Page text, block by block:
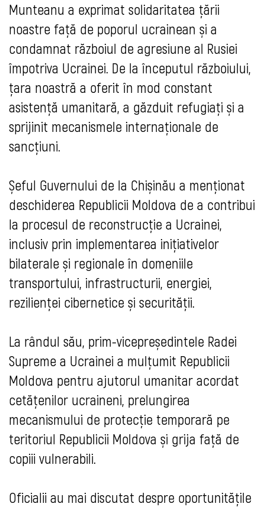
Munteanu a exprimat solidaritatea ţării
noastre față de poporul ucrainean și a
condamnat războiul de agresiune al Rusiei
împotriva Ucrainei. De la începutul războiului,
țara noastră a oferit în mod constant
asistență umanitară, a găzduit refugiați și a
sprijinit mecanismele internaționale de
sancțiuni.
Șeful Guvernului de la Chișinău a menționat
deschiderea Republicii Moldova de a contribui
la procesul de reconstrucție a Ucrainei,
inclusiv prin implementarea inițiativelor
bilaterale și regionale în domeniile
transportului, infrastructurii, energiei,
rezilienței cibernetice și securității.
La rândul său, prim-vicepreședintele Radei
Supreme a Ucrainei a mulțumit Republicii
Moldova pentru ajutorul umanitar acordat
cetățenilor ucraineni, prelungirea
mecanismului de protecție temporară pe
teritoriul Republicii Moldova și grija față de
copiii vulnerabili.
Oficialii au mai discutat despre oportunitățile